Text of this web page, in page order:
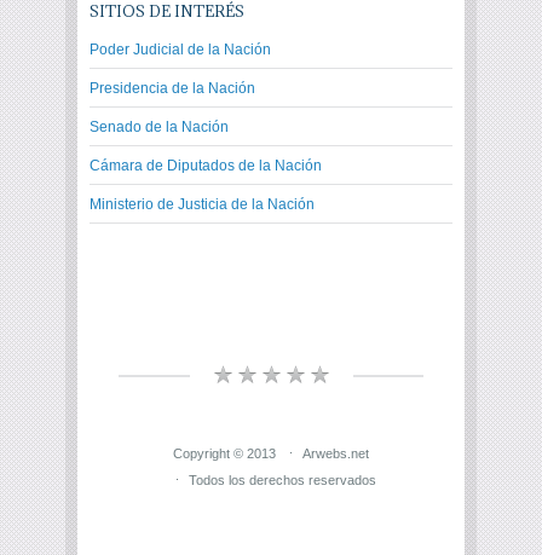
SITIOS DE INTERÉS
Poder Judicial de la Nación
Presidencia de la Nación
Senado de la Nación
Cámara de Diputados de la Nación
Ministerio de Justicia de la Nación
Copyright © 2013
Arwebs.net
Todos los derechos reservados